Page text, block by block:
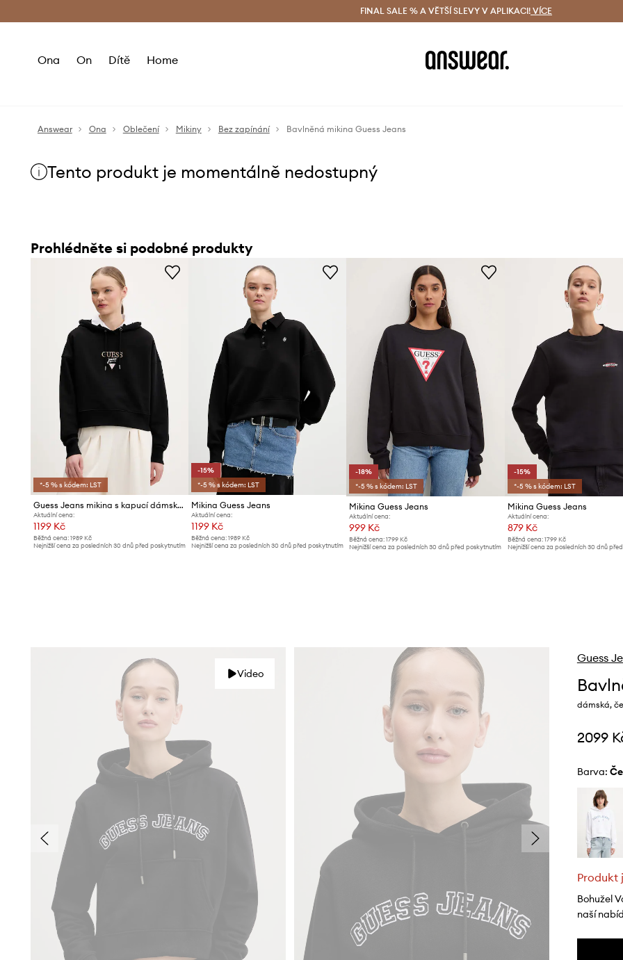
Doručení a vrácení zdarma (od 1800 Kč) Doručení i do 24 h
FINAL SALE % A VĚTŠÍ SLEVY V APLIKACI! VÍCE
Ona On Dítě Home
Answear Ona Oblečení Mikiny Bez zapínání Bavlněná mikina Guess Jeans
Tento produkt je momentálně nedostupný
Prohlédněte si podobné produkty
*-5 % s kódem: LST
Guess Jeans mikina s kapucí dámská bavlněná
Aktuální cena:
1199 Kč
Běžná cena: 1989 Kč
Nejnižší cena za posledních 30 dnů před poskytnutím
-15%
*-5 % s kódem: LST
Mikina Guess Jeans
Aktuální cena:
1199 Kč
Běžná cena:1989 Kč
Nejnižší cena za posledních 30 dnů před poskytnutím
-18%
*-5 % s kódem: LST
Mikina Guess Jeans
Aktuální cena:
999 Kč
Běžná cena: 1799 Kč
Nejnižší cena za posledních 30 dnů před poskytnutím
-15%
*-5 % s kódem: LST
Mikina Guess Jeans
Aktuální cena:
879 Kč
Běžná cena: 1799 Kč
Nejnižší cena za posledních 30 dnů
Video
Guess
dámská,
2099
Barva:
Produkt
Bohužel
naší